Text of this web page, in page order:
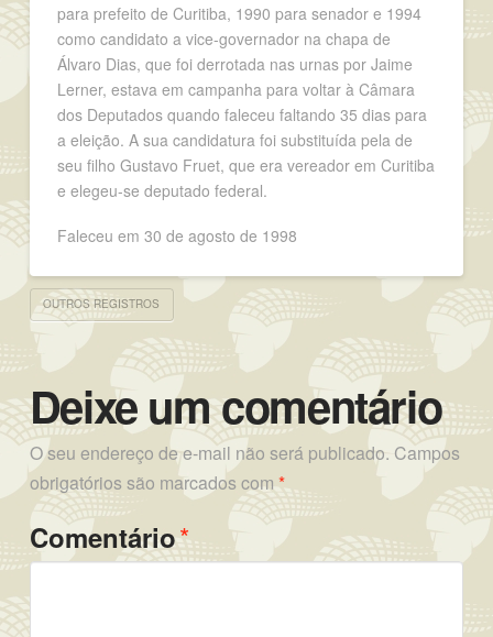
para prefeito de Curitiba, 1990 para senador e 1994
como candidato a vice-governador na chapa de
Álvaro Dias, que foi derrotada nas urnas por Jaime
Lerner, estava em campanha para voltar à Câmara
dos Deputados quando faleceu faltando 35 dias para
a eleição. A sua candidatura foi substituída pela de
seu filho Gustavo Fruet, que era vereador em Curitiba
e elegeu-se deputado federal.
Faleceu em 30 de agosto de 1998
OUTROS REGISTROS
Deixe um comentário
O seu endereço de e-mail não será publicado. Campos
obrigatórios são marcados com*
Comentário*